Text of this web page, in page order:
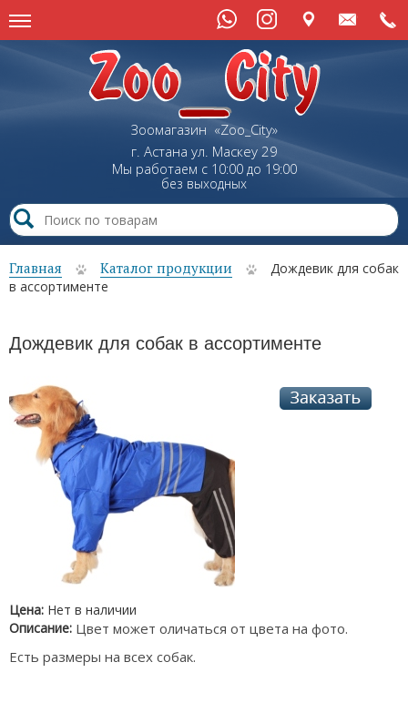
Зоомагазин «Zoo_City»
г. Астана ул. Маскеу29
Мы работаем с 10:00 до 19:00
без выходных
Главная Каталог продукции
Дождевик для собак
в ассортименте
Дождевик для собак в ассортименте
Цена: Нет в наличии
Описание: Цвет может оличаться от цвета на фото.
Есть размеры на всех собак.